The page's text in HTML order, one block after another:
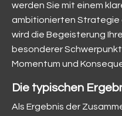
werden Sie mit einem
ambitionierten Strategie
wird die Begeisterung
besonderer
Momentum und
Die typischen
Als Ergebnis der